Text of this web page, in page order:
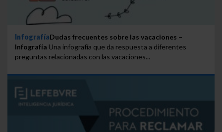
InfografíaDudas frecuentes sobre las vacaciones –
Infografía Una infografía que da respuesta a diferentes
preguntas relacionadas con las vacaciones...